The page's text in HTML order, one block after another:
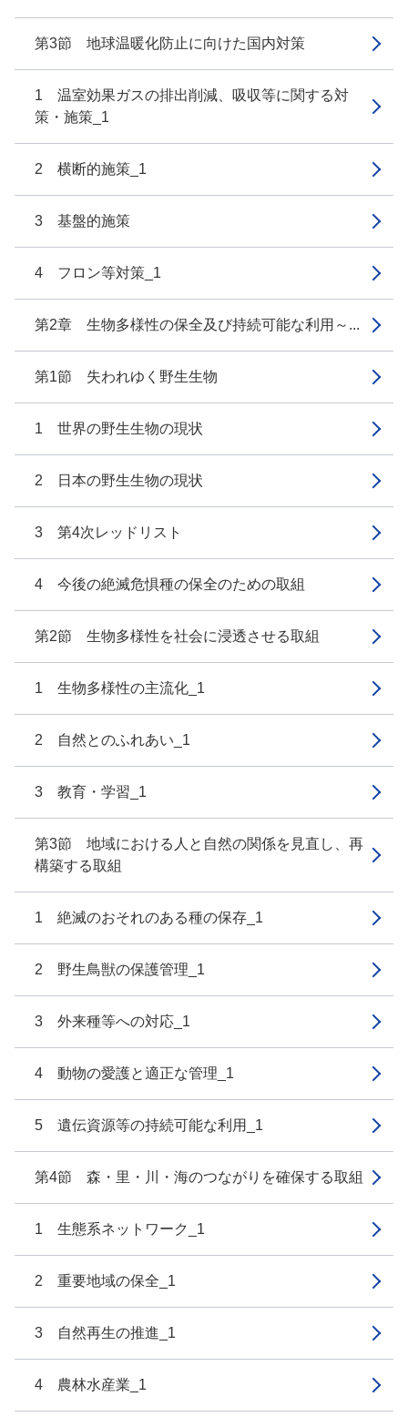
第3節 地球温暖化防止に向けた国内対策
1 温室効果ガスの排出削減、吸収等に関する対
策・施策_1
2 横断的施策_1
3 基盤的施策
4 フロン等対策_1
第2章 生物多様性の保全及び持続可能な利用～...
第1節 失われゆく野生生物
1 世界の野生生物の現状
2 日本の野生生物の現状
3 第4次レッドリスト
4 今後の絶滅危惧種の保全のための取組
第2節 生物多様性を社会に浸透させる取組
1 生物多様性の主流化_1
2 自然とのふれあい_1
3 教育・学習_1
第3節 地域における人と自然の関係を見直し、再
構築する取組
1 絶滅のおそれのある種の保存_1
2 野生鳥獣の保護管理_1
3 外来種等への対応_1
4 動物の愛護と適正な管理_1
5 遺伝資源等の持続可能な利用_1
第4節 森・里・川・海のつながりを確保する取組
1 生態系ネットワーク_1
2 重要地域の保全_1
3 自然再生の推進_1
4 農林水産業_1